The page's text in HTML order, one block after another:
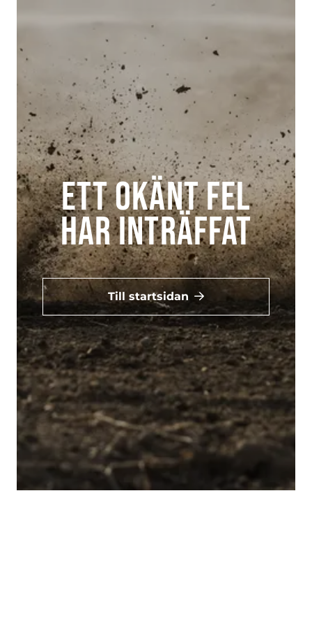
Ett okänt fel
har inträffat
Till startsidan